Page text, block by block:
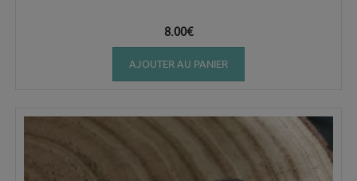
8.00€
AJOUTER AU PANIER